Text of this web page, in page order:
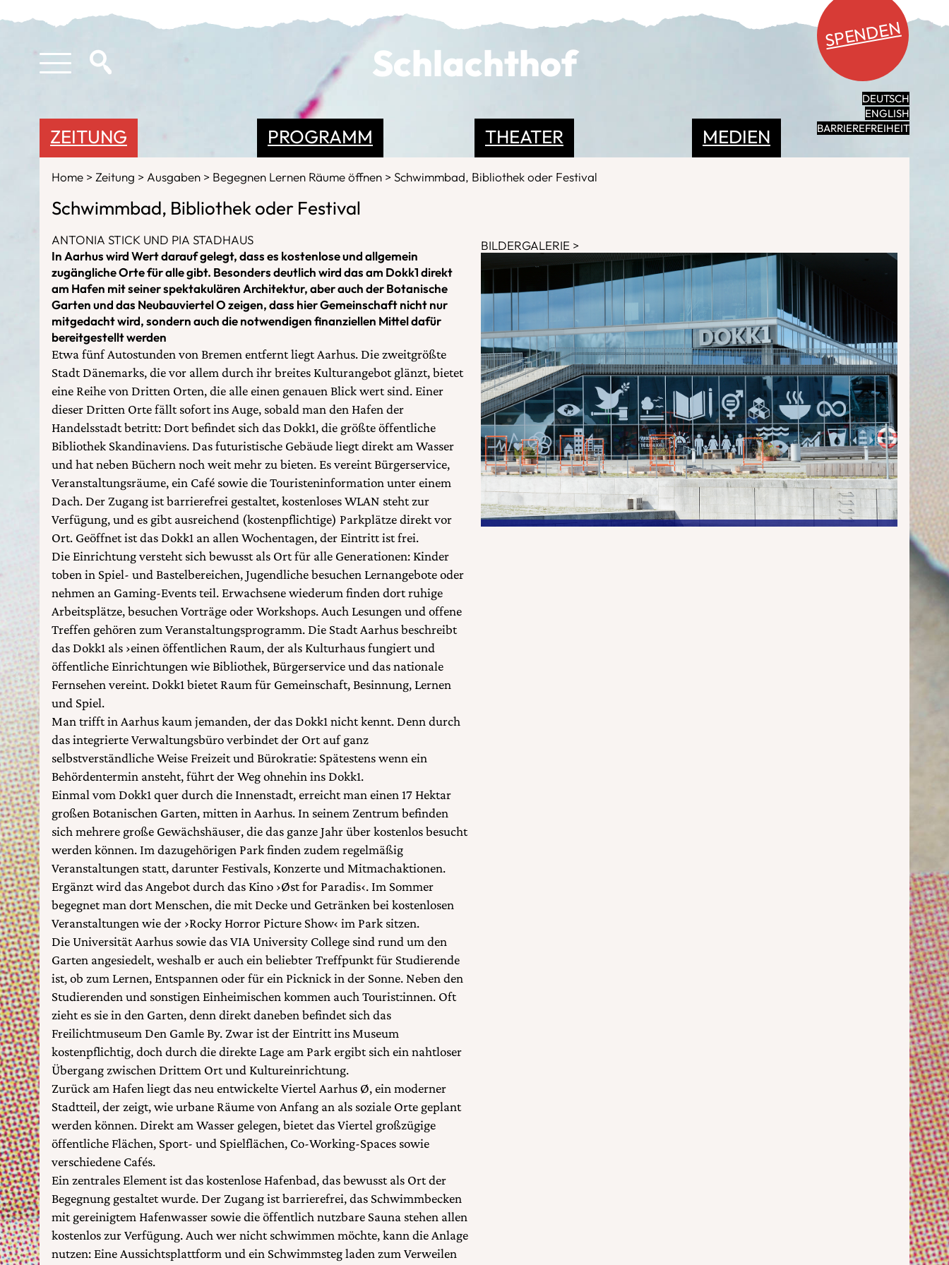
Schlachthof
SPENDEN
DEUTSCH
ENGLISH
BARRIEREFREIHEIT
PROGRAMM THEATER MEDIEN
ZEITUNG
Home Zeitung Ausgaben Begegnen Lernen Räume öffnen Schwimmbad, Bibliothek oder Festival
Schwimmbad, Bibliothek oder Festival
ANTONIA STICK UND PIA STADHAUS
In Aarhus wird Wert darauf gelegt, dass es kostenlose und allgemein
zugängliche Orte für alle gibt. Besonders deutlich wird das am Dokk1 direkt
am Hafen mit seiner spektakulären Architektur, aber auch der Botanische
Garten und das Neubauviertel O zeigen, dass hier Gemeinschaft nicht nur
mitgedacht wird, sondern auch die notwendigen finanziellen Mittel dafür
bereitgestellt werden
Etwa fünf Autostunden von Bremen entfernt liegt Aarhus. Die zweitgrößte
Stadt Dänemarks, die vor allem durch ihr breites Kulturangebot glänzt, bietet
eine Reihe von Dritten Orten, die alle einen genauen Blick wert sind. Einer
dieser Dritten Orte fällt sofort ins Auge, sobald man den Hafen der
Handelsstadt betritt: Dort befindet sich das Dokk1, die größte öffentliche
Bibliothek Skandinaviens. Das futuristische Gebäude liegt direkt am Wasser
und hat neben Büchern noch weit mehr zu bieten. Es vereint Bürgerservice,
Veranstaltungsräume, ein Café sowie die Touristeninformation unter einem
Dach. Der Zugang ist barrierefrei gestaltet, kostenloses WLAN steht zur
Verfügung, und es gibt ausreichend (kostenpflichtige) Parkplätze direkt vor
Ort. Geöffnet ist das Dokk1 an allen Wochentagen, der Eintritt ist frei.
Die Einrichtung versteht sich bewusst als Ort für alle Generationen: Kinder
toben in Spiel- und Bastelbereichen, Jugendliche besuchen Lernangebote oder
nehmen an Gaming-Events teil. Erwachsene wiederum finden dort ruhige
Arbeitsplätze, besuchen Vorträge oder Workshops. Auch Lesungen und offene
Treffen gehören zum Veranstaltungsprogramm. Die Stadt Aarhus beschreibt
das Dokk1 als ›einen öffentlichen Raum, der als Kulturhaus fungiert und
öffentliche Einrichtungen wie Bibliothek, Bürgerservice und das nationale
Fernsehen vereint. Dokk1 bietet Raum für Gemeinschaft, Besinnung, Lernen
und Spiel.
Man trifft in Aarhus kaum jemanden, der das Dokk1 nicht kennt. Denn durch
das integrierte Verwaltungsbüro verbindet der Ort auf ganz
selbstverständliche Weise Freizeit und Bürokratie: Spätestens wenn ein
Behördentermin ansteht, führt der Weg ohnehin ins Dokk1.
Einmal vom Dokk1 quer durch die Innenstadt, erreicht man einen 17 Hektar
großen Botanischen Garten, mitten in Aarhus. In seinem Zentrum befinden
sich mehrere große Gewächshäuser, die das ganze Jahr über kostenlos besucht
werden können. Im dazugehörigen Park finden zudem regelmäßig
Veranstaltungen statt, darunter Festivals, Konzerte und Mitmachaktionen.
Ergänzt wird das Angebot durch das Kino ›Øst for Paradis‹. Im Sommer
begegnet man dort Menschen, die mit Decke und Getränken bei kostenlosen
Veranstaltungen wie der ›Rocky Horror Picture Show‹ im Park sitzen.
Die Universität Aarhus sowie das VIA University College sind rund um den
Garten angesiedelt, weshalb er auch ein beliebter Treffpunkt für Studierende
ist, ob zum Lernen, Entspannen oder für ein Picknick in der Sonne. Neben den
Studierenden und sonstigen Einheimischen kommen auch Tourist:innen. Oft
zieht es sie in den Garten, denn direkt daneben befindet sich das
Freilichtmuseum Den Gamle By. Zwar ist der Eintritt ins Museum
kostenpflichtig, doch durch die direkte Lage am Park ergibt sich ein nahtloser
Übergang zwischen Drittem Ort und Kultureinrichtung.
Zurück am Hafen liegt das neu entwickelte Viertel Aarhus Ø, ein moderner
Stadtteil, der zeigt, wie urbane Räume von Anfang an als soziale Orte geplant
werden können. Direkt am Wasser gelegen, bietet das Viertel großzügige
öffentliche Flächen, Sport- und Spielflächen, Co-Working-Spaces sowie
verschiedene Cafés.
Ein zentrales Element ist das kostenlose Hafenbad, das bewusst als Ort der
Begegnung gestaltet wurde. Der Zugang ist barrierefrei, das Schwimmbecken
mit gereinigtem Hafenwasser sowie die öffentlich nutzbare Sauna stehen allen
kostenlos zur Verfügung. Auch wer nicht schwimmen möchte, kann die Anlage
nutzen: Eine Aussichtsplattform und ein Schwimmsteg laden zum Verweilen
BILDERGALERIE